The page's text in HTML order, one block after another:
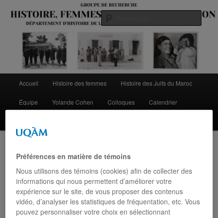
principal
secondaire
Accueil Histoire des femmes Histoire des Juifs du Maroc
Équipe Yolande Cohen Colloques Calendrier
Navigation
des
articles
Articles plus récents
Nouvelle publication d’un
Préférences en matière de témoins
Nous utilisons des témoins (cookies) afin de collecter des
informations qui nous permettent d’améliorer votre
expérience sur le site, de vous proposer des contenus
vidéo, d’analyser les statistiques de fréquentation, etc. Vous
pouvez personnaliser votre choix en sélectionnant